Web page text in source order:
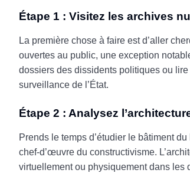
Étape 1 : Visitez les archives
La première chose à faire est d’aller
ouvertes au public, une exception
dossiers des dissidents politiques ou
surveillance de l’État.
Étape 2 : Analysez
Prends le temps d’étudier le bâtiment
chef-d’œuvre du constructivisme.
virtuellement ou physiquement dans les